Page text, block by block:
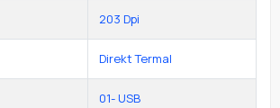
203 Dpi
Direkt Termal
01- USB